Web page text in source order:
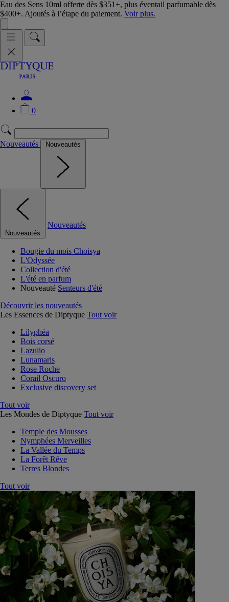
Eau des Sens 10ml offerte dès $351+, plus éventail parfumable dès
$400+. Ajoutés à l’étape du paiement. Voir plus.
0
Nouveautés Nouveautés
Nouveautés
Nouveautés
Bougie du mois Choisya
L'Odyssée
Collection d'été
L'été en parfum
Nouveauté Senteurs d'été
Découvrir les nouveautés
Les Essences de Diptyque Tout voir
Lilyphéa
Bois corsé
Lazulio
Lunamaris
Rose Roche
Corail Oscuro
Exclusive discovery set
Tout voir
Les Mondes de Diptyque Tout voir
Temple des Mousses
Nymphées Merveilles
La Vallée du Temps
La Forêt Rêve
Terres Blondes
Tout voir